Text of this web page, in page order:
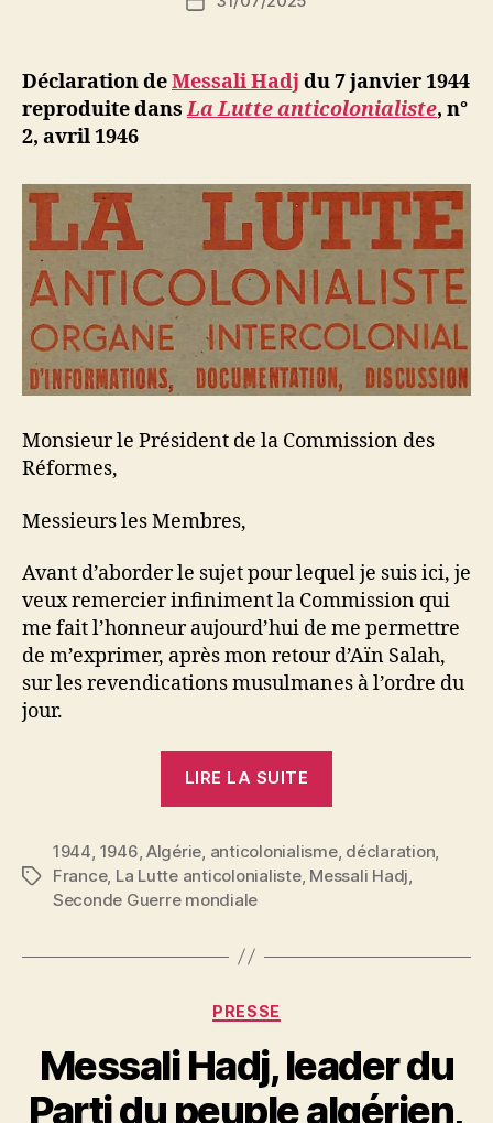
ji
b
Déclaration deMessali Hadj du 7 janvier 1944
reproduite dansLa Lutte anticolonialiste, n°
2, avril 1946
Monsieur le Président de la Commission des
Réformes,
Messieurs les Membres,
Avant d’aborder le sujet pour lequel je suis ici, je
veux remercier infiniment la Commission qui
me fait l’honneur aujourd’hui de me permettre
de m’exprimer, après mon retour d’Aïn Salah,
sur les revendications musulmanes à l’ordre du
jour.
LIRE LA SUITE
Messali
Hadj »
Étiquettes
1944 1946 Algérie anticolonialisme, déclaration
France, La Lutte anticolonialiste, Messali Hadj
Seconde Guerre mondiale
Catégories
PRESSE
Messali Hadj, leader du
Parti du peuple algérien,